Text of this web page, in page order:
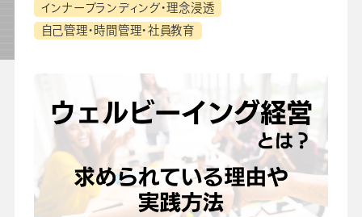
導入実績
よくあるご質問
手帳・カレンダー商品
インナーブランディング・理念浸透
自己管理・時間管理・社員教育